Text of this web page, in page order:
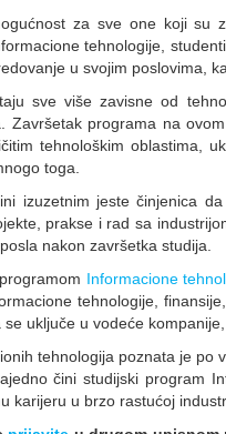
za sve one koji su
tehnologije,
u svojim poslovima,
sve više zavisne od
Završetak programa na
tehnološkim oblastima,
toga.
izuzetnim jeste činjenica
prakse i rad sa
nakon završetka studija.
Informacione
tehnologije,
uključe u vodeće
tehnologija poznata je
čini studijski program
karijeru u brzo rastućoj